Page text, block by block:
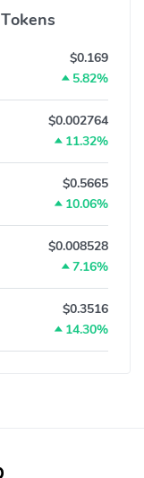
$0.169
5.82%
$0.002764
11.32%
$0.5665
10.06%
$0.008528
7.16%
$0.3516
14.30%